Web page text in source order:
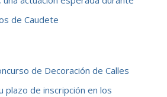
de Caudete
de Decoración de Calles
plazo de inscripción en los